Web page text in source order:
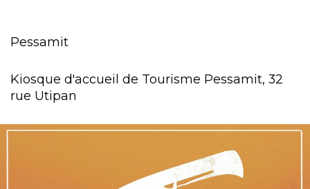
Pessamit
Kiosque d'accueil de Tourisme Pessamit, 32
rue Utipan